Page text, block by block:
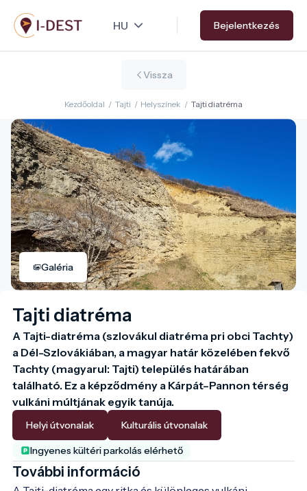
Ugrás
a
tartalomra
Bejelentkezés
Vissza
Kezdőoldal / Tajti / Helyszínek / Tajti diatréma
Galéria
Tajti diatréma
A Tajti-diatréma (szlovákul diatréma pri obci Tachty)
a Dél-Szlovákiában, a magyar határ közelében fekvő
Tachty (magyarul: Tajti) település határában
található. Ez a képződmény a Kárpát–Pannon térség
vulkáni múltjának egyik tanúja.
Helyi útvonalak Kulturális útvonalak
Ingyenes kültéri parkolás elérhető
További információ